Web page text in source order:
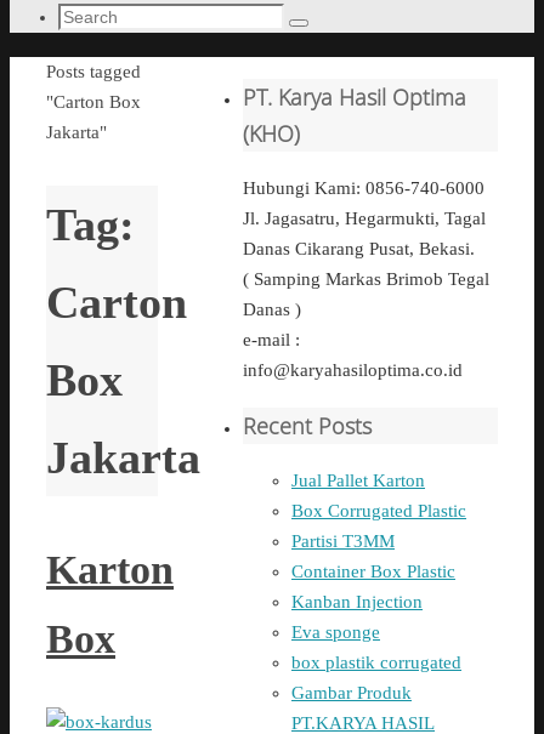
Search
Search
Home
Posts tagged
"Carton Box
Jakarta"
Tag:
Carton
Box
Jakarta
Karton
Box
PT. Karya Hasil Optima
(KHO)
Hubungi Kami: 0856-740-6000
Jl. Jagasatru, Hegarmukti, Tagal
Danas Cikarang Pusat, Bekasi.
( Samping Markas Brimob Tegal
Danas )
e-mail :
info@karyahasiloptima.co.id
Recent Posts
Jual Pallet Karton
Box Corrugated Plastic
Partisi T3MM
Container Box Plastic
Kanban Injection
Eva sponge
box plastik corrugated
Gambar Produk
PT.KARYA HASIL